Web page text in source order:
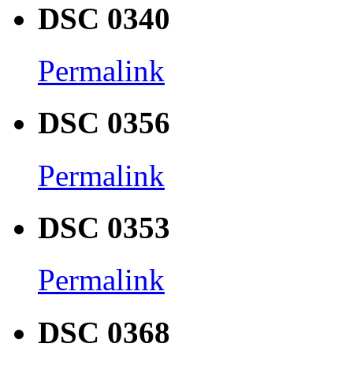
DSC 0340
Permalink
DSC 0356
Permalink
DSC 0353
Permalink
DSC 0368